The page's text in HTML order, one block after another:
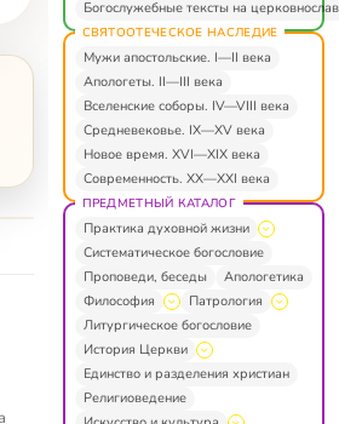
Богослужебные тексты на
СВЯТООТЕЧЕСКОЕ НАСЛЕДИЕ
Мужи апостольские. I—II века
Апологеты. II—III века
Вселенские соборы. IV—VIII века
Средневековье. IX—XV века
Новое время. XVI—XIX века
Современность. XX—XXI века
ПРЕДМЕТНЫЙ КАТАЛОГ
Практика духовной жизни
Систематическое богословие
Проповеди, беседы
Апологетика
Философия
Патрология
Литургическое богословие
История Церкви
Единство и разделения христиан
Религиоведение